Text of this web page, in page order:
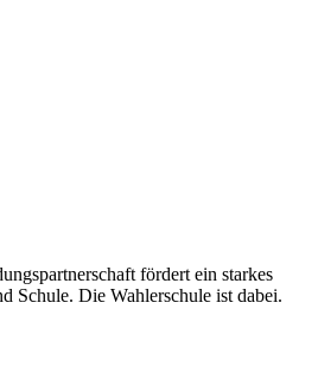
fördert ein starkes
Schule. Die Wahlerschule ist dabei.